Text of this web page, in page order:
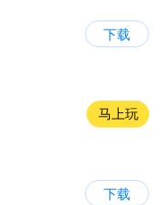
下载
马上玩
下载